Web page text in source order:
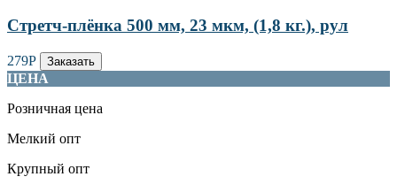
Стретч-плёнка 500 мм, 23 мкм, (1,8 кг.), рул
279Р Заказать
ЦЕНА
Розничная цена
Мелкий опт
Крупный опт